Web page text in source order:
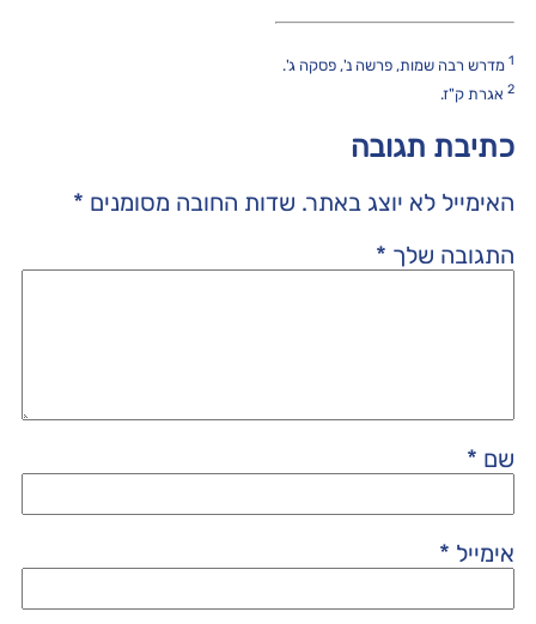
1 מדרש רבה שמות, פרשה נ', פסקה ג'.
2אגרת ק"ז.
כתיבת תגובה
האימייל לא יוצג באתר. שדות החובה מסומנים *
התגובה שלך *
שם *
אימייל *